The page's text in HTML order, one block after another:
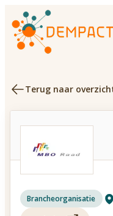
Terug naar
Brancheorganisatie